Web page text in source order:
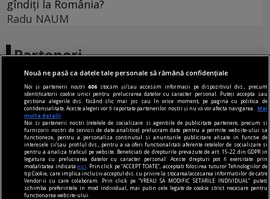
gîndiți la România?
Radu NAUM
Parteneri
Nouă ne pasă ca datele tale personale să rămână confidențiale
Noi și partenerii noștri606 stocăm și/sau accesăm informații pe dispozitivul dvs., precum
identificatorii cookie unici pentru prelucrarea datelor cu caracter personal. Puteți accepta sau
gestiona alegerile dvs. făcând clic mai jos sau în orice moment, pe pagina cu politica de
confidențialitate. Aceste alegeri vor fi raportate partenerilor noștri și nu vă vor afecta navigarea.
Mai
multe detalii
Noi si partenerii nostri (retelele de socializare si agentiile de publicitate partenere, precum si
furnizorii nostri de servicii de date analitice) prelucram date pentru a permite website-ului sa
functioneze, pentru a personaliza continutul si anunturile publicitare afisate in functie de
interesele si/sau profilul dvs., pentru a va oferi functionalitati aferente retelelor de socializare si
pentru a analiza traficul pe website. Beneficiati de drepturile prevazute de art. 15-22 din GDPR in
legatura cu prelucrarea datelor cu caracter personal. Aceste drepturi pot fi exercitate prin
modalitatea indicataaici
. Prin click pe “ACCEPT TOATE”, acceptati folosirea tuturor Tehnologiilor de
tip Cookie, care implica inclusiv acceptul dvs. cu privire la stocarea/accesarea informatiilor de catre
Vendor-ii cu care colaboram. Prin click pe “VREAU SA MODIFIC SETARILE INDIVIDUAL” puteti
schimba preferintele in mod individual, mai putin cele legate de cookie strict necesare pentru
functionarea website-ului.